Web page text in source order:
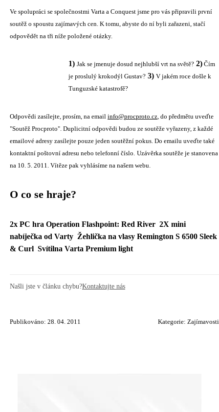
Ve spolupráci se společnostmi Varta a Conquest jsme pro vás připravili první
soutěž o spoustu zajímavých cen. K tomu, abyste do ní byli zařazeni, stačí
odpovědět na tři níže položené otázky.
1) Jak se jmenuje dosud nejhlubší vrt na světě? 2) Čím
je proslulý krokodýl Gustav? 3) V jakém roce došle k
Tunguzské katastrofě?
Odpovědi zasílejte, prosím, na email info@procproto.cz, do předmětu uveďte
"Soutěž Procproto". Duplicitní odpovědi budou ze soutěže vyřazeny, z každé
emailové adresy zasílejte pouze jeden soutěžní pokus. Do emailu uveďte také
kontaktní poštovní adresu nebo telefonní číslo. Uzávěrka soutěže je stanovena
na 10. 5. 2011. Vítěze pak vyhlásíme na našem webu.
O co se hraje?
2x PC hra Operation Flashpoint: Red River 2X mini
nabíječka od Varty Žehlička na vlasy Remington S 6500 Sleek
& Curl Svítilna Varta Premium light
Našli jste v článku chybu?Kontaktujte nás
Publikováno: 28. 04. 2011 Kategorie: Zajímavosti